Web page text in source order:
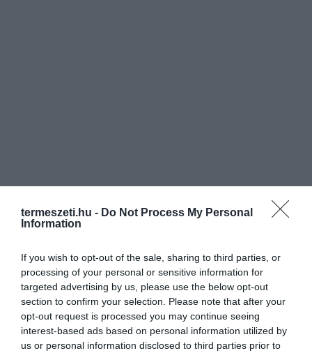
termeszeti.hu - Do Not Process My Personal
Information
If you wish to opt-out of the sale, sharing to third parties, or
processing of your personal or sensitive information for
targeted advertising by us, please use the below opt-out
section to confirm your selection. Please note that after your
opt-out request is processed you may continue seeing
interest-based ads based on personal information utilized by
us or personal information disclosed to third parties prior to